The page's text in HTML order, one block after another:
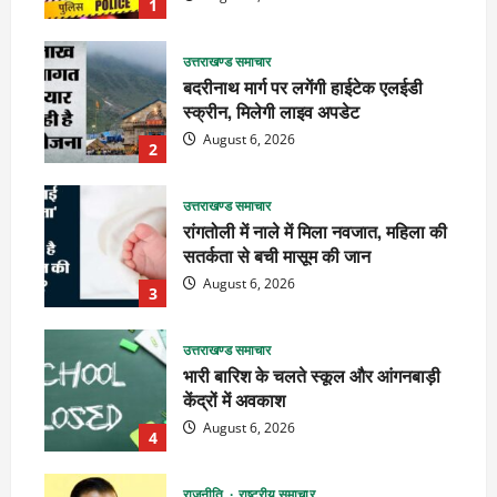
1
2
उत्तराखण्ड समाचार
बदरीनाथ मार्ग पर लगेंगी हाईटेक एलईडी
स्क्रीन, मिलेगी लाइव अपडेट
August 6, 2026
3
उत्तराखण्ड समाचार
रांगतोली में नाले में मिला नवजात, महिला की
सतर्कता से बची मासूम की जान
August 6, 2026
4
उत्तराखण्ड समाचार
भारी बारिश के चलते स्कूल और आंगनबाड़ी
केंद्रों में अवकाश
August 6, 2026